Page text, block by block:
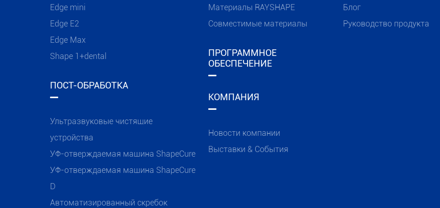
Edge mini
Edge E2
Edge Max
Shape 1+dental
ПОСТ-ОБРАБОТКА
Ультразвуковые чистящие
устройства
УФ-отверждаемая машина ShapeCure
УФ-отверждаемая машина ShapeCure
D
Автоматизированный скребок
Материалы RAYSHAPE
Совместимые материалы
ПРОГРАММНОЕ
ОБЕСПЕЧЕНИЕ
КОМПАНИЯ
Новости компании
Выставки & События
Блог
Руководство продукта